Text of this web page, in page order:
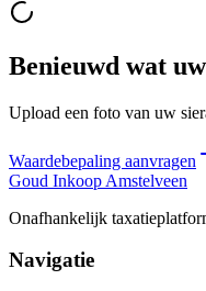
Benieuwd wat
Upload een foto van uw
Waardebepaling aanvragen
Goud Inkoop Amstelveen
Onafhankelijk
Navigatie